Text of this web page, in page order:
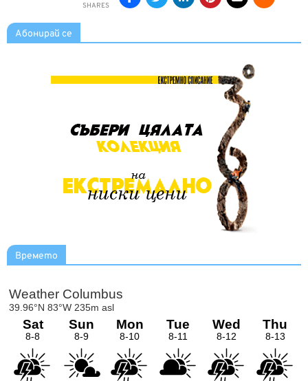
SHARES
Абонирай се
Времето